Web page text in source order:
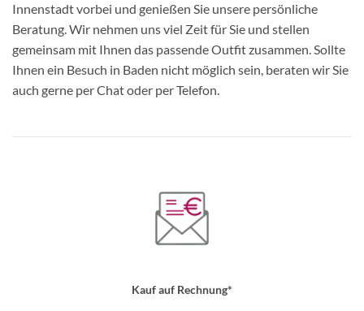
Innenstadt vorbei und genießen Sie unsere persönliche
Beratung. Wir nehmen uns viel Zeit für Sie und stellen
gemeinsam mit Ihnen das passende Outfit zusammen. Sollte
Ihnen ein Besuch in Baden nicht möglich sein, beraten wir Sie
auch gerne per Chat oder per Telefon.
Kauf auf Rechnung*